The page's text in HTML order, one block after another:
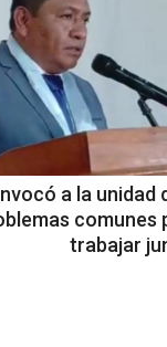
a la unidad
comunes
trabajar